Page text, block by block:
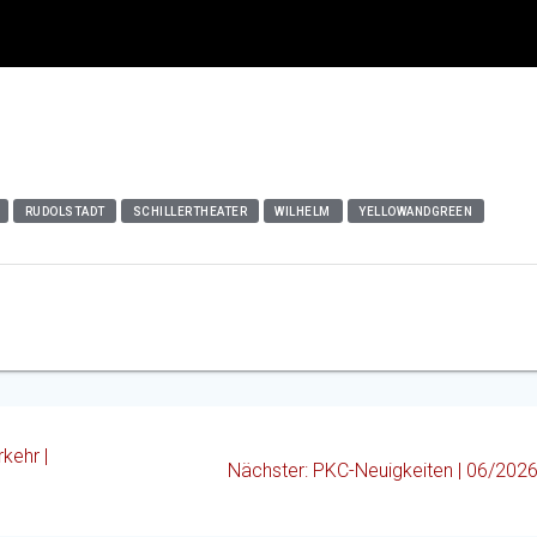
RUDOLSTADT SCHILLERTHEATER WILHELM YELLOWANDGREEN
|
Nächster: Nächster
PKC-Neuigkeiten | 06/